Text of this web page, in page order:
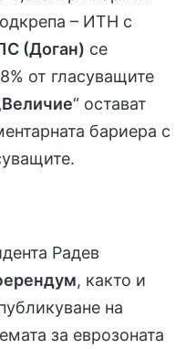
– ИТН с
(Доган) се
от гласуващите
Величие“ остават
бариера с
Радев
, както и
на
за еврозоната